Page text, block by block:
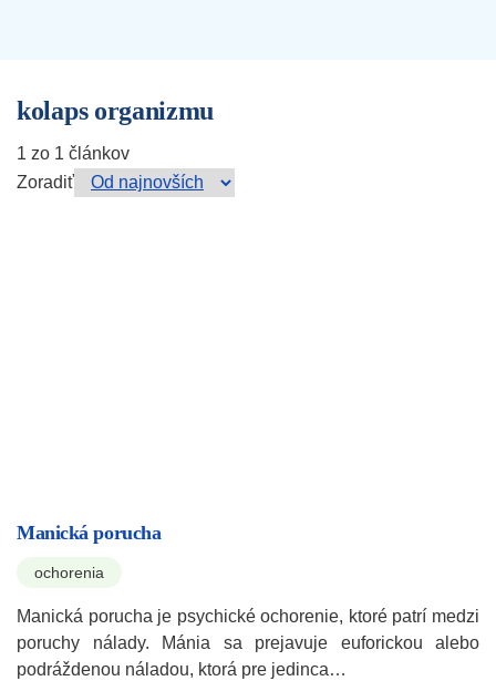
kolaps organizmu
1 zo 1 článkov
Zoradiť
Manická porucha
ochorenia
Manická porucha je psychické ochorenie, ktoré patrí medzi
poruchy nálady. Mánia sa prejavuje euforickou alebo
podráždenou náladou, ktorá pre jedinca…